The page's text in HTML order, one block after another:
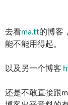
去看ma.tt的博客
能不能用得起。
以及另一个博客
还是不敢直接跟